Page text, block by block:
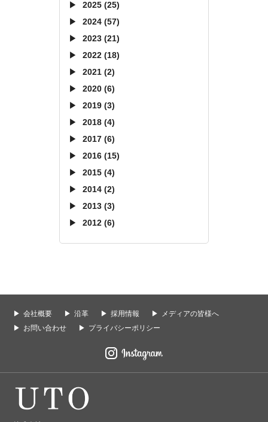
2025 (25)
2024 (57)
2023 (21)
2022 (18)
2021 (2)
2020 (6)
2019 (3)
2018 (4)
2017 (6)
2016 (15)
2015 (4)
2014 (2)
2013 (3)
2012 (6)
会社概要 沿革 採用情報
メディアの皆様へ
お問い合わせ
プライバシーポリシー